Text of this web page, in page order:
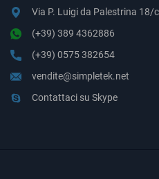
Via P. Luigi da Palestrina 18/
(+39) 389 4362886
(+39) 0575 382654
vendite@simpletek.net
Contattaci su Skype